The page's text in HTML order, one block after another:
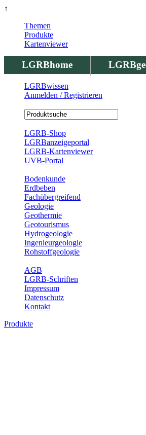
↑
LGRBhome
Themen
Produkte
Kartenviewer
LGRBwissen
Anmelden / Registrieren
LGRB-Shop
LGRBanzeigeportal
LGRB-Kartenviewer
UVB-Portal
Bodenkunde
Erdbeben
Fachübergreifend
Geologie
Geothermie
Geotourismus
Hydrogeologie
Ingenieurgeologie
Rohstoffgeologie
AGB
LGRB-Schriften
Impressum
Datenschutz
Kontakt
Produkte